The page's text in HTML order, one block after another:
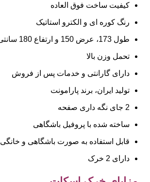
کیفیت ساخت فوق العاده
رنگ کوره ای و الکترو استاتیک
طول 173، عرض 150 و ارتفاع 180 سانتی متر
تحمل وزن بالا
دارای گارانتی و خدمات پس از فروش
تولید ایران، برند پارامونت
2 جای نگه داری صفحه
ساخته شده با پروفیل باشگاهی
قابل استفاده به صورت باشگاهی و خانگی
دارای 2 خرک